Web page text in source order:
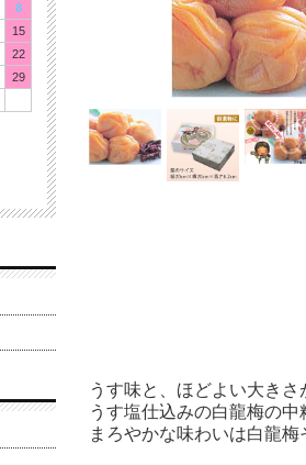
うす味と、ほどよい大き
うす塩仕込みの白龍梅の
まろやかな味わいは白龍
8
15
22
29